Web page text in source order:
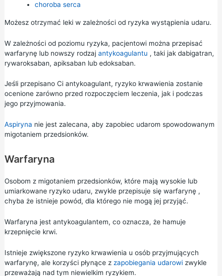
choroba serca
Możesz otrzymać leki w zależności od ryzyka wystąpienia udaru.
W zależności od poziomu ryzyka, pacjentowi można przepisać
warfarynę lub nowszy rodzaj antykoagulantu , taki jak dabigatran,
rywaroksaban, apiksaban lub edoksaban.
Jeśli przepisano Ci antykoagulant, ryzyko krwawienia zostanie
ocenione zarówno przed rozpoczęciem leczenia, jak i podczas
jego przyjmowania.
Aspiryna nie jest zalecana, aby zapobiec udarom spowodowanym
migotaniem przedsionków.
Warfaryna
Osobom z migotaniem przedsionków, które mają wysokie lub
umiarkowane ryzyko udaru, zwykle przepisuje się warfarynę,
chyba że istnieje powód, dla którego nie mogą jej przyjąć.
Warfaryna jest antykoagulantem, co oznacza, że hamuje
krzepnięcie krwi.
Istnieje zwiększone ryzyko krwawienia u osób przyjmujących
warfarynę, ale korzyści płynące z zapobiegania udarowizwykle
przeważają nad tym niewielkim ryzykiem.